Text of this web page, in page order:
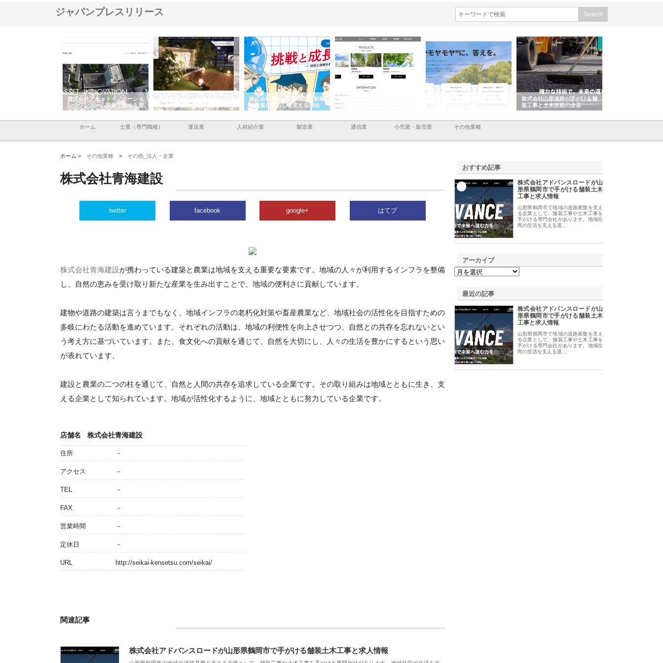
ジャパンプレスリリース
株式会社アセットイノベーショ
ンのワンルーム投資で始める資
産形成と老後準備
と名古屋で叶える理想の外構空
間
株式会社ナツハラが建設と鋲螺
で滋賀の暮らしを支える理由
イトが提供する充実した情報内
株式会社ＣＳＡの事業内容と強
株式会社山形道路が手がける舗
装工事と土木技術の全容
ホーム 士業（専門職種） 運送業 人材紹介業 製造業 通信業 小売業・販売業 その他業種
ホーム > その他業種 > その他_法人・企業
株式会社青海建設
twitter facebook google+ はてブ
株式会社青海建設が携わっている建築と農業は地域を支える重要な要素です。地域の人々が利用するインフラを整備
し、自然の恵みを受け取り新たな産業を生み出すことで、地域の便利さに貢献しています。
建物や道路の建築は言うまでもなく、地域インフラの老朽化対策や畜産農業など、地域社会の活性化を目指すための
多岐にわたる活動を進めています。それぞれの活動は、地域の利便性を向上させつつ、自然との共存を忘れないとい
う考え方に基づいています。また、食文化への貢献を通じて、自然を大切にし、人々の生活を豊かにするという思い
が表れています。
建設と農業の二つの柱を通じて、自然と人間の共存を追求している企業です。その取り組みは地域とともに生き、支
える企業として知られています。地域が活性化するように、地域とともに努力している企業です。
店舗名 株式会社青海建設
住所 －
アクセス －
TEL －
FAX －
営業時間 －
定休日 －
URL http://seikai-kensetsu.com/seikai/
関連記事
株式会社アドバンスロードが山形県鶴岡市で手がける舗装土木工事と求人情報
おすすめ記事
株式会社アドバンスロードが山
形県鶴岡市で手がける舗装土木
工事と求人情報
山形県鶴岡市で地域の道路基盤を支え
る企業として、舗装工事や土木工事を
手がける専門会社があります。地域住
民の生活を支える道…
アーカイブ
最近の記事
株式会社アドバンスロードが山
形県鶴岡市で手がける舗装土木
工事と求人情報
山形県鶴岡市で地域の道路基盤を支え
る企業として、舗装工事や土木工事を
手がける専門会社があります。地域住
民の生活を支える道…